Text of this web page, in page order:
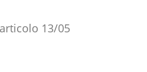
13/05